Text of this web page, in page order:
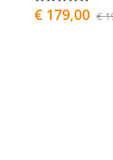
€ 179,00 €